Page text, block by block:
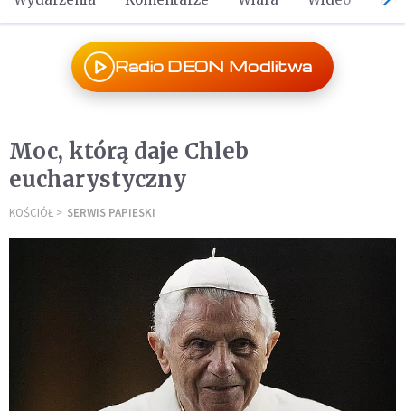
Radio DEON Modlitwa
Moc, którą daje Chleb
eucharystyczny
KOŚCIÓŁ SERWIS PAPIESKI